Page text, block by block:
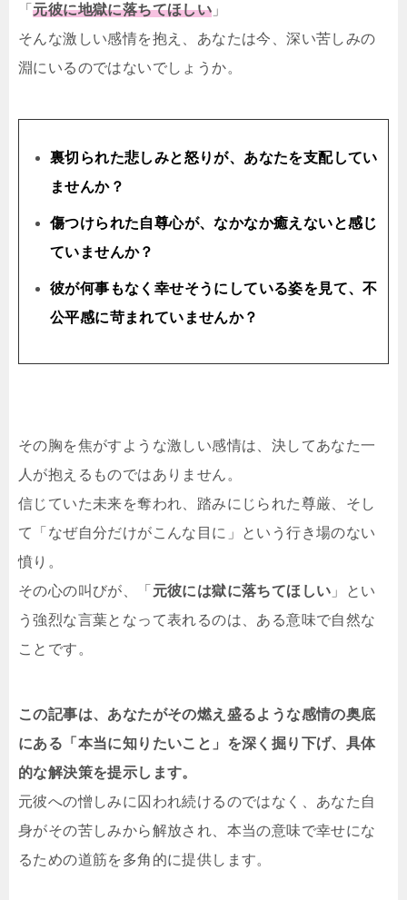
「元彼に地獄に落ちてほしい 」
そんな激しい感情を抱え、あなたは今、深い苦しみの
淵にいるのではないでしょうか。
裏切られた悲しみと怒りが、あなたを支配してい
ませんか？
傷つけられた自尊心が、なかなか癒えないと感じ
ていませんか？
彼が何事もなく幸せそうにしている姿を見て、不
公平感に苛まれていませんか？
その胸を焦がすような激しい感情は、決してあなた一
人が抱えるものではありません。
信じていた未来を奪われ、踏みにじられた尊厳、そし
て「なぜ自分だけがこんな目に」という行き場のない
憤り。
その心の叫びが、「 元彼には獄に落ちてほしい 」とい
う強烈な言葉となって表れるのは、ある意味で自然な
ことです。
この記事は、あなたがその燃え盛るような感情の奥底
にある「本当に知りたいこと」を深く掘り下げ、具体
的な解決策を提示します。
元彼への憎しみに囚われ続けるのではなく、あなた自
身がその苦しみから解放され、本当の意味で幸せにな
るための道筋を多角的に提供します。